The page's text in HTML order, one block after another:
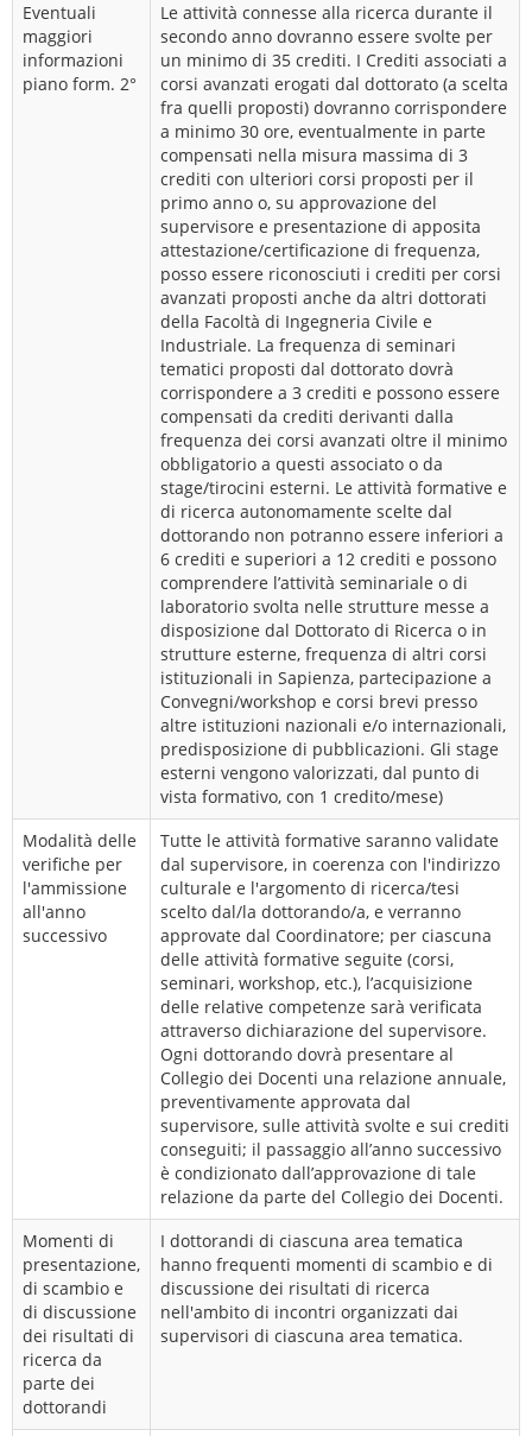
Eventuali
maggiori
informazioni
piano form. 2°
Le attività connesse alla ricerca durante il
secondo anno dovranno essere svolte per
un minimo di 35 crediti. I Crediti associati a
corsi avanzati erogati dal dottorato (a scelta
fra quelli proposti) dovranno corrispondere
a minimo 30 ore, eventualmente in parte
compensati nella misura massima di 3
crediti con ulteriori corsi proposti per il
primo anno o, su approvazione del
supervisore e presentazione di apposita
attestazione/certificazione di frequenza,
posso essere riconosciuti i crediti per corsi
avanzati proposti anche da altri dottorati
della Facoltà di Ingegneria Civile e
Industriale. La frequenza di seminari
tematici proposti dal dottorato dovrà
corrispondere a 3 crediti e possono essere
compensati da crediti derivanti dalla
frequenza dei corsi avanzati oltre il minimo
obbligatorio a questi associato o da
stage/tirocini esterni. Le attività formative e
di ricerca autonomamente scelte dal
dottorando non potranno essere inferiori a
6 crediti e superiori a 12 crediti e possono
comprendere l’attività seminariale o di
laboratorio svolta nelle strutture messe a
disposizione dal Dottorato di Ricerca o in
strutture esterne, frequenza di altri corsi
istituzionali in Sapienza, partecipazione a
Convegni/workshop e corsi brevi presso
altre istituzioni nazionali e/o internazionali,
predisposizione di pubblicazioni. Gli stage
esterni vengono valorizzati, dal punto di
vista formativo, con 1 credito/mese)
Modalità delle
verifiche per
l'ammissione
all'anno
successivo
Tutte le attività formative saranno validate
dal supervisore, in coerenza con l'indirizzo
culturale e l'argomento di ricerca/tesi
scelto dal/la dottorando/a, e verranno
approvate dal Coordinatore; per ciascuna
delle attività formative seguite (corsi,
seminari, workshop, etc.), l’acquisizione
delle relative competenze sarà verificata
attraverso dichiarazione del supervisore.
Ogni dottorando dovrà presentare al
Collegio dei Docenti una relazione annuale,
preventivamente approvata dal
supervisore, sulle attività svolte e sui crediti
conseguiti; il passaggio all’anno successivo
è condizionato dall’approvazione di tale
relazione da parte del Collegio dei Docenti.
Momenti di
presentazione,
di scambio e
di discussione
dei risultati di
ricerca da
parte dei
dottorandi
I dottorandi di ciascuna area tematica
hanno frequenti momenti di scambio e di
discussione dei risultati di ricerca
nell'ambito di incontri organizzati dai
supervisori di ciascuna area tematica.